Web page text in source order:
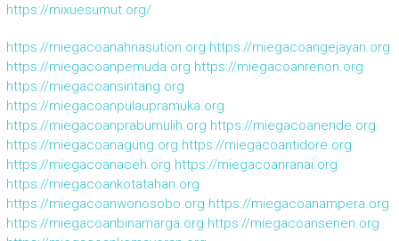
https://mixuesumut.org/
https://miegacoanahnasution.org https://miegacoangejayan.org
https://miegacoanpemuda.org https://miegacoanrenon.org
https://miegacoansintang.org
https://miegacoanpulaupramuka.org
https://miegacoanprabumulih.org https://miegacoanende.org
https://miegacoanagung.org https://miegacoantidore.org
https://miegacoanaceh.org https://miegacoanranai.org
https://miegacoankotatahan.org
https://miegacoanwonosobo.org https://miegacoanampera.org
https://miegacoanbinamarga.org https://miegacoansenen.org